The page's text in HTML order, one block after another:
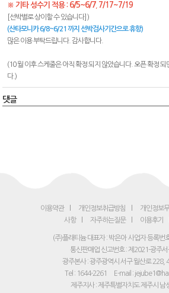
※ 기타 성수기 적용 : 6/5~6/7, 7/17~7/19
[선박별로 상이할 수 있습니다] )
(산타모니카 6/8~6/21 까지 선박검사기간으로 휴항)
많은 이용 부탁드립니다. 감사합니다.
(10 월 이후 스케줄은 아직 확정 되지 않았습니다. 오픈 확정
다.)
댓글
이용약관 개인정보취급방침 개인정보
사항
자주하는질문 이용후기
(주)플래티늄 대표자 : 박은아 사업자 등록번
통신판매업 신고번호 : 제2021-광주
광주본사 : 광주광역시 서구 월산로 228,
Tel : 1644-2261
E-mail :
제주지사 : 제주특별자치도 제주시 남